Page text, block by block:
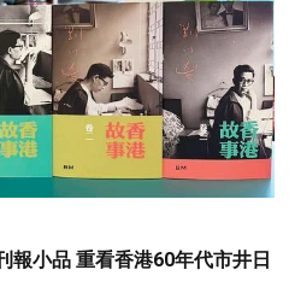
報小品 重看香港60年代市井日